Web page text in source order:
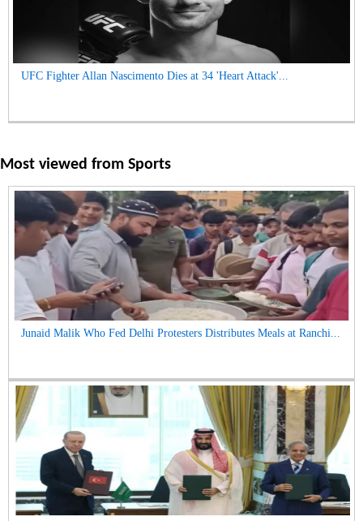
UFC Fighter Allan Nascimento Dies at 34 'Heart Attack'...
Most viewed from Sports
Junaid Malik Who Fed Delhi Protesters Distributes Meals at Ranchi...